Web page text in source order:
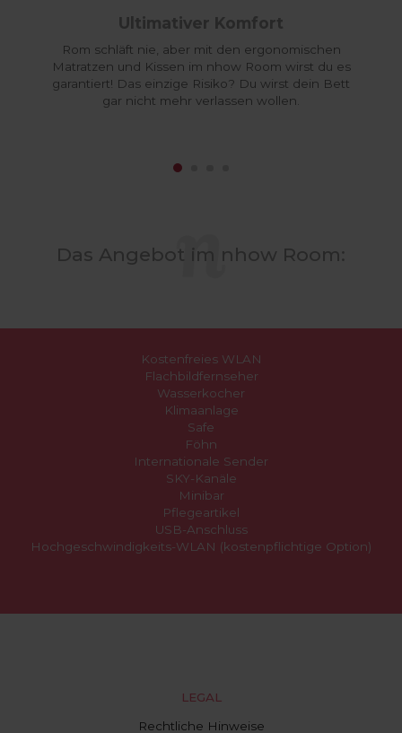
Ultimativer Komfort
Rom schläft nie, aber mit den ergonomischen
Matratzen und Kissen im nhow Room wirst du es
garantiert! Das einzige Risiko? Du wirst dein Bett
gar nicht mehr verlassen wollen.
Das Angebot im nhow Room:
Kostenfreies WLAN
Flachbildfernseher
Wasserkocher
Klimaanlage
Safe
Föhn
Internationale Sender
SKY-Kanäle
Minibar
Pflegeartikel
USB-Anschluss
Hochgeschwindigkeits-WLAN (kostenpflichtige Option)
LEGAL
Rechtliche Hinweise